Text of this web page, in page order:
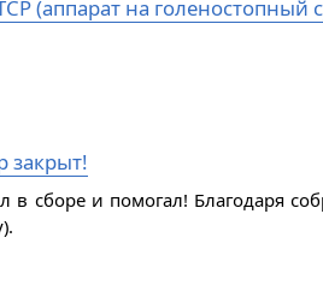
(аппарат на голеностопный
закрыт!
в сборе и помогал! Благодаря